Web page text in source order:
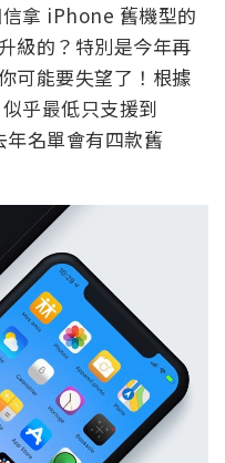
拿 iPhone 舊機型的
級的？特別是今年再
可能要失望了！根據
乎最低只支援到
名單會有四款舊